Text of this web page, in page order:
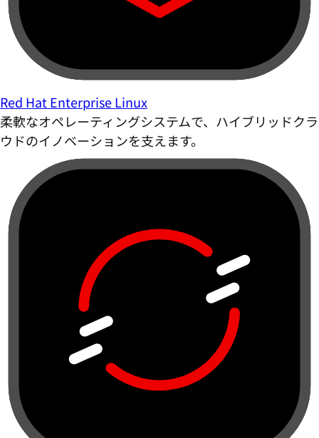
Red Hat Enterprise Linux
柔軟なオペレーティングシステムで、ハイブリッドクラ
ウドのイノベーションを支えます。